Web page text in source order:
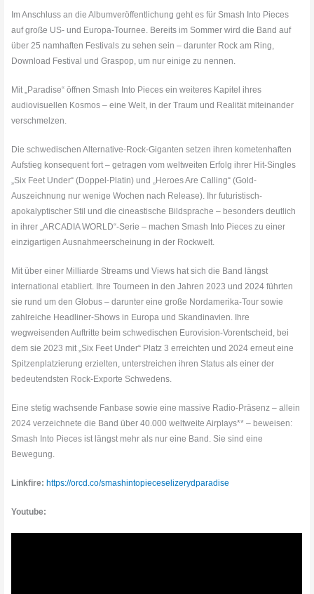
Im Anschluss an die Albumveröffentlichung geht es für Smash Into Pieces
auf große US- und Europa-Tournee. Bereits im Sommer wird die Band auf
über 25 namhaften Festivals zu sehen sein – darunter Rock am Ring,
Download Festival und Graspop, um nur einige zu nennen.
Mit „Paradise“ öffnen Smash Into Pieces ein weiteres Kapitel ihres
audiovisuellen Kosmos – eine Welt, in der Traum und Realität miteinander
verschmelzen.
Die schwedischen Alternative-Rock-Giganten setzen ihren kometenhaften
Aufstieg konsequent fort – getragen vom weltweiten Erfolg ihrer Hit-Singles
„Six Feet Under“ (Doppel-Platin) und „Heroes Are Calling“ (Gold-
Auszeichnung nur wenige Wochen nach Release). Ihr futuristisch-
apokalyptischer Stil und die cineastische Bildsprache – besonders deutlich
in ihrer „ARCADIA WORLD“-Serie – machen Smash Into Pieces zu einer
einzigartigen Ausnahmeerscheinung in der Rockwelt.
Mit über einer Milliarde Streams und Views hat sich die Band längst
international etabliert. Ihre Tourneen in den Jahren 2023 und 2024 führten
sie rund um den Globus – darunter eine große Nordamerika-Tour sowie
zahlreiche Headliner-Shows in Europa und Skandinavien. Ihre
wegweisenden Auftritte beim schwedischen Eurovision-Vorentscheid, bei
dem sie 2023 mit „Six Feet Under“ Platz 3 erreichten und 2024 erneut eine
Spitzenplatzierung erzielten, unterstreichen ihren Status als einer der
bedeutendsten Rock-Exporte Schwedens.
Eine stetig wachsende Fanbase sowie eine massive Radio-Präsenz – allein
2024 verzeichnete die Band über 40.000 weltweite Airplays** – beweisen:
Smash Into Pieces ist längst mehr als nur eine Band. Sie sind eine
Bewegung.
Linkfire: https://orcd.co/smashintopieceselizerydparadise
Youtube: